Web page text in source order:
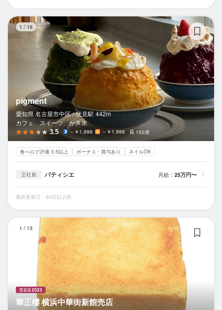
1 / 16
pigment
愛知県 名古屋市中区 / 伏見駅 442m
カフェ、スイーツ、かき氷
3.5 ～￥1,999 ～￥1,999 150席
食べログ評価 3.5以上 ボーナス・賞与あり ネイルOK
正社員 パティシエ 月給： 25万円〜
最終更新日：30日以上前
1 / 13
華正樓 横浜中華街新館売店